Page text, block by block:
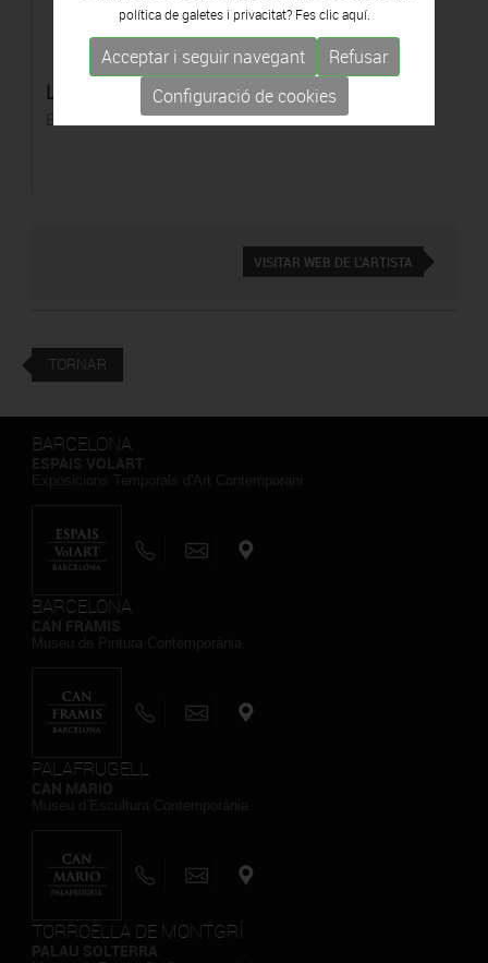
Lindos amorosos
VISITAR WEB DE L'ARTISTA
TORNAR
BARCELONA
BARCELONA
PALAFRUGELL
TORROELLA DE MONTGRÍ
política de galetes i privacitat? Fes clicaquí.
Acceptar i seguir navegant
Refusar
Configuració de cookies